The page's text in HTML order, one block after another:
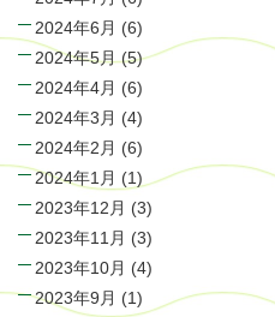
2024年6月 (6)
2024年5月(5)
2024年4月 (6)
2024年3月 (4)
2024年2月 (6)
2024年1月 (1)
2023年12月 (3)
2023年11月 (3)
2023年10月 (4)
2023年9月 (1)